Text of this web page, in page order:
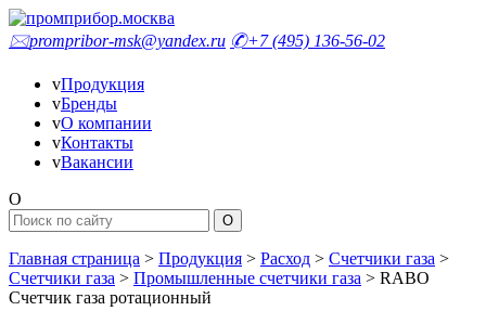
🖂prompribor-msk@yandex.ru ✆+7 (495) 136-56-02
vПродукция
vБренды
vО компании
vКонтакты
vВакансии
O
Главная страница > Продукция > Расход > Счетчики газа >
Счетчики газа > Промышленные счетчики газа > RABO
Счетчик газа ротационный